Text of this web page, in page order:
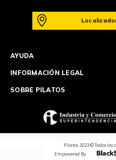
AYUDA
INFORMACIÓN LEGAL
SOBRE PILATOS
Pilatos 2023 © Todos los
Empowered By